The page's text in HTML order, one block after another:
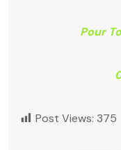
Pour
Post Views: 375